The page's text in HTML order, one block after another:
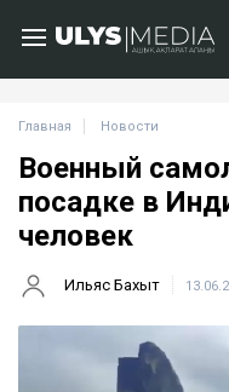
Главная Новости
Военный
посадке в
человек
Ильяс Бахыт